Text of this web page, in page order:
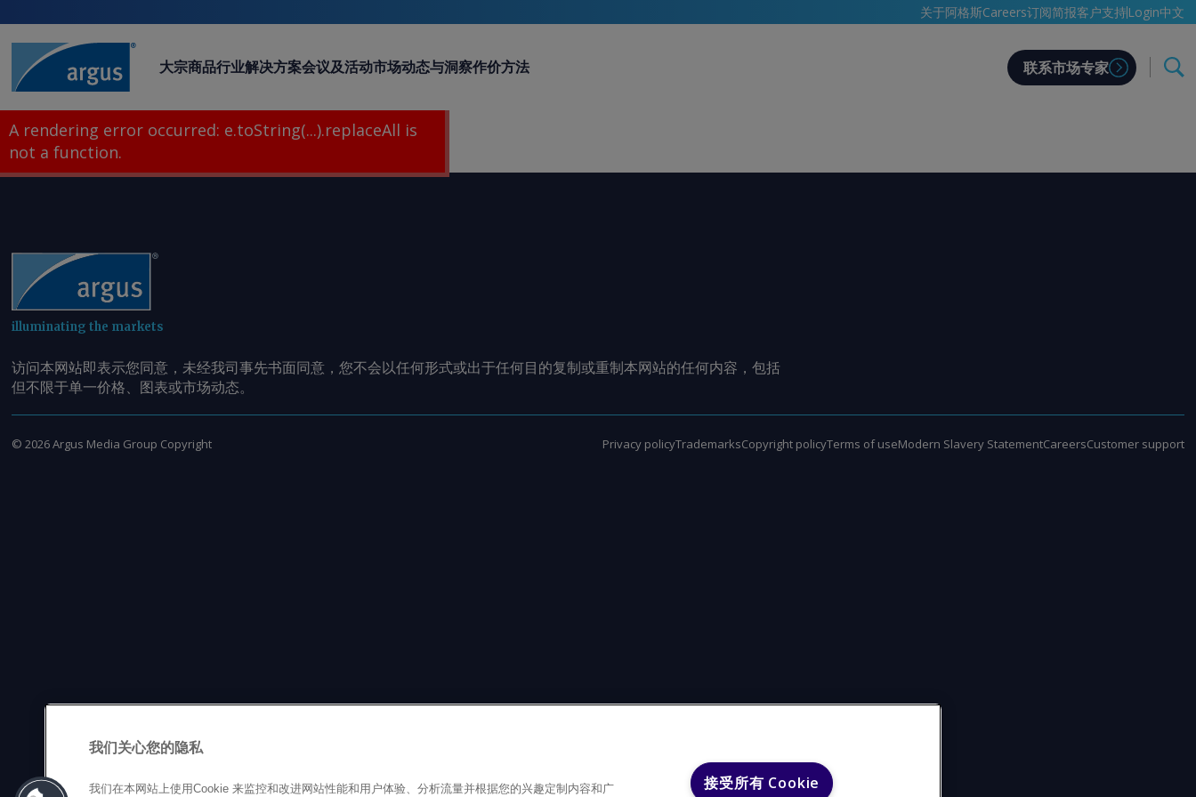
关于阿格斯Careers订阅简报客户支持 Login中文
大宗商品行业解决方案会议及活动市场动态与洞察作价方法 联系市场专家
A rendering error occurred: e.toString(...).replaceAll is
not a function.
illuminating the markets
访问本网站即表示您同意，未经我司事先书面同意，您不会以任何形式或出于任何目的复制或重制本网站的任何内容，包括
但不限于单一价格、图表或市场动态。
© 2026Argus Media Group Copyright Privacy policyTrademarksCopyright policyTerms of useModern Slavery StatementCareersCustomer support
我们关心您的隐私
我们在本网站上使用Cookie 来监控和改进网站性能和用户体验、分析流量并根据您的兴趣定制内容和广 接受所有 Cookie